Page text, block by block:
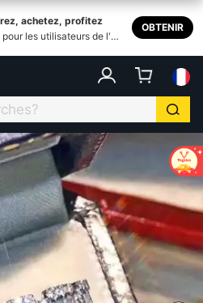
achetez, profitez
les utilisateurs de l'ap
OBTENIR